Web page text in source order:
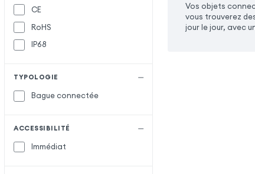
CE
RoHS
IP68
TYPOLOGIE
Bague connectée
ACCESSIBILITÉ
Immédiat
Vos objets
vous trouverez
jour le jour, avec